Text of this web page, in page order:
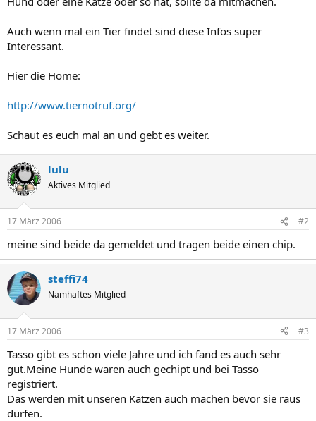
Auch wenn mal ein Tier findet sind diese Infos super
Interessant.
Hier die Home:
http://www.tiernotruf.org/
Schaut es euch mal an und gebt es weiter.
lulu
Aktives Mitglied
17 März 2006 #2
meine sind beide da gemeldet und tragen beide einen chip.
steffi74
Namhaftes Mitglied
17 März 2006 #3
Tasso gibt es schon viele Jahre und ich fand es auch sehr
gut.Meine Hunde waren auch gechipt und bei Tasso
registriert.
Das werden mit unseren Katzen auch machen bevor sie raus
dürfen.